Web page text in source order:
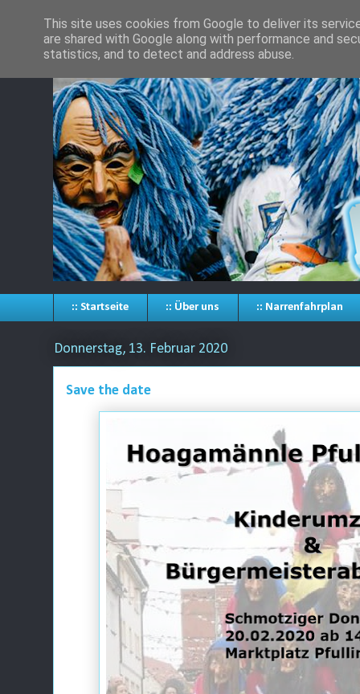
:: Startseite :: Über uns :: Narrenfahrplan
Donnerstag, 13. Februar 2020
Save the date
This site uses cookies from Google to deliver its
are shared with Google along with performance and
statistics, and to detect and address abuse.